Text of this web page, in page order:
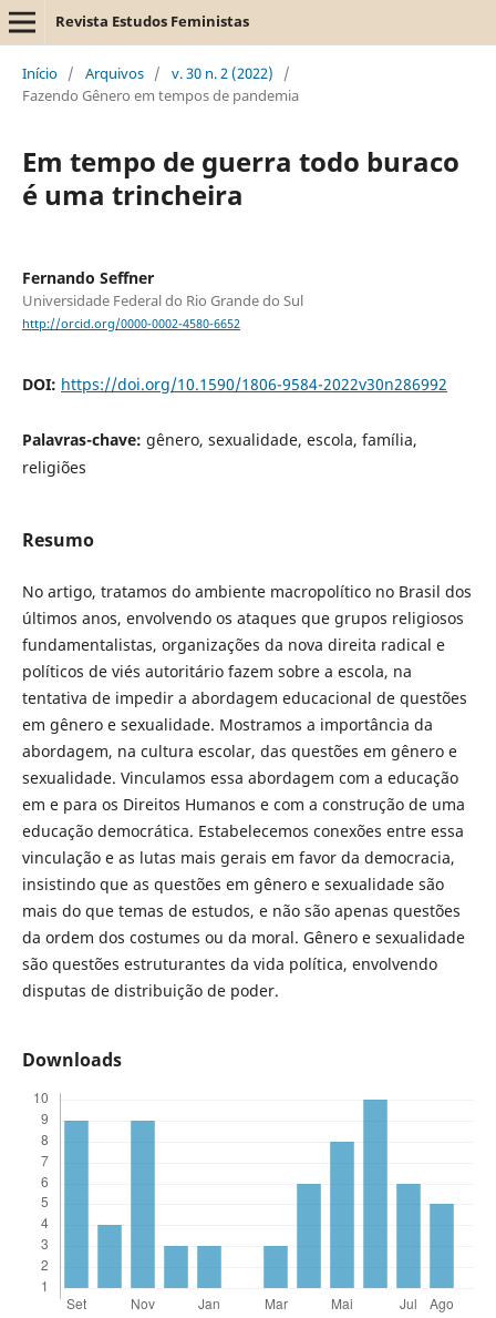
Revista Estudos Feministas
Início / Arquivos / v. 30 n. 2 (2022)
/
Fazendo Gênero em tempos de pandemia
Em tempo de guerra todo buraco
é uma trincheira
Fernando Seffner
Universidade Federal do Rio Grande do Sul
http://orcid.org/0000-0002-4580-6652
DOI: https://doi.org/10.1590/1806-9584-2022v30n286992
Palavras-chave: gênero, sexualidade, escola, família,
religiões
Resumo
No artigo, tratamos do ambiente macropolítico no Brasil dos
últimos anos, envolvendo os ataques que grupos religiosos
fundamentalistas, organizações da nova direita radical e
políticos de viés autoritário fazem sobre a escola, na
tentativa de impedir a abordagem educacional de questões
em gênero e sexualidade. Mostramos a importância da
abordagem, na cultura escolar, das questões em gênero e
sexualidade. Vinculamos essa abordagem com a educação
em e para os Direitos Humanos e com a construção de uma
educação democrática. Estabelecemos conexões entre essa
vinculação e as lutas mais gerais em favor da democracia,
insistindo que as questões em gênero e sexualidade são
mais do que temas de estudos, e não são apenas questões
da ordem dos costumes ou da moral. Gênero e sexualidade
são questões estruturantes da vida política, envolvendo
disputas de distribuição de poder.
Downloads